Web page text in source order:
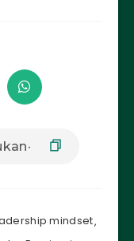
mindset,